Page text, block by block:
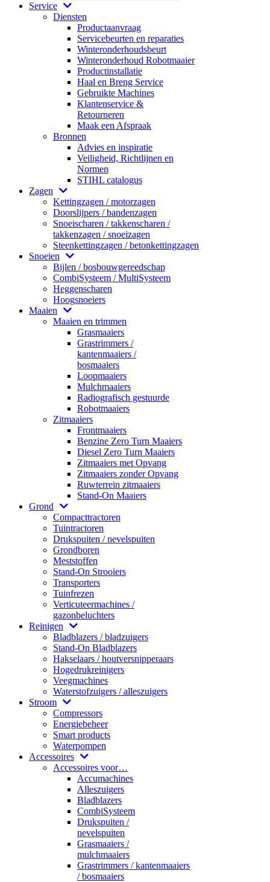
Service
Diensten
Productaanvraag
Servicebeurten en reparaties
Winteronderhoudsbeurt
Winteronderhoud Robotmaaier
Productinstallatie
Haal en Breng Service
Gebruikte Machines
Klantenservice &
Retourneren
Maak een Afspraak
Bronnen
Advies en inspiratie
Veiligheid, Richtlijnen en
Normen
STIHL catalogus
Zagen
Kettingzagen / motorzagen
Doorslijpers / bandenzagen
Snoeischaren / takkenscharen /
takkenzagen / snoeizagen
Steenkettingzagen / betonkettingzagen
Snoeien
Bijlen / bosbouwgereedschap
CombiSysteem / MultiSysteem
Heggenscharen
Hoogsnoeiers
Maaien
Maaien en trimmen
Grasmaaiers
Grastrimmers /
kantenmaaiers /
bosmaaiers
Loopmaaiers
Mulchmaaiers
Radiografisch gestuurde
Robotmaaiers
Zitmaaiers
Frontmaaiers
Benzine Zero Turn Maaiers
Diesel Zero Turn Maaiers
Zitmaaiers met Opvang
Zitmaaiers zonder Opvang
Ruwterrein zitmaaiers
Stand-On Maaiers
Grond
Compacttractoren
Tuintractoren
Drukspuiten / nevelspuiten
Grondboren
Meststoffen
Stand-On Strooiers
Transporters
Tuinfrezen
Verticuteermachines /
gazonbeluchters
Reinigen
Bladblazers / bladzuigers
Stand-On Bladblazers
Hakselaars / houtversnipperaars
Hogedrukreinigers
Veegmachines
Waterstofzuigers / alleszuigers
Stroom
Compressors
Energiebeheer
Smart products
Waterpompen
Accessoires
Accessoires voor…
Accumachines
Alleszuigers
Bladblazers
CombiSysteem
Drukspuiten /
nevelspuiten
Grasmaaiers /
mulchmaaiers
Grastrimmers / kantenmaaiers
/ bosmaaiers